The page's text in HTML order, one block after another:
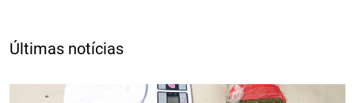
Últimas notícias